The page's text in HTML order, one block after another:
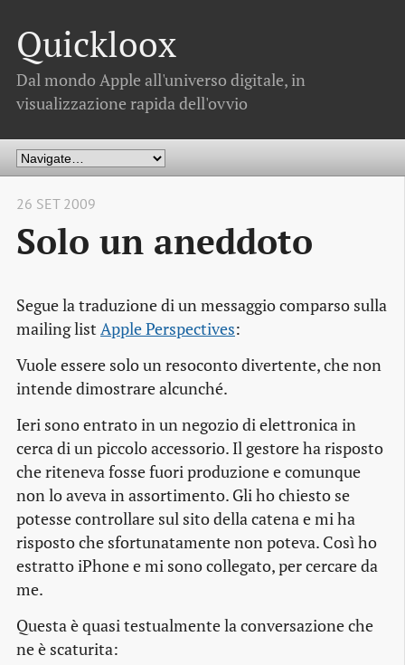
Quickloox
Dal mondo Apple all'universo digitale, in
visualizzazione rapida dell'ovvio
26 SET 2009
Solo un aneddoto
Segue la traduzione di un messaggio comparso sulla
mailing list Apple Perspectives:
Vuole essere solo un resoconto divertente, che non
intende dimostrare alcunché.
Ieri sono entrato in un negozio di elettronica in
cerca di un piccolo accessorio. Il gestore ha risposto
che riteneva fosse fuori produzione e comunque
non lo aveva in assortimento. Gli ho chiesto se
potesse controllare sul sito della catena e mi ha
risposto che sfortunatamente non poteva. Così ho
estratto iPhone e mi sono collegato, per cercare da
me.
Questa è quasi testualmente la conversazione che
ne è scaturita: